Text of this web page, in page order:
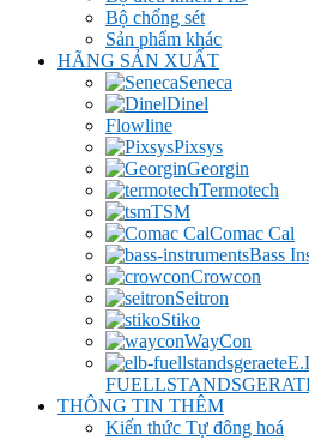
Bộ chống sét
Sản phẩm khác
HÃNG SẢN XUẤT
Seneca
Dinel
Flowline
Pixsys
Georgin
Termotech
TSM
Comac Cal
Bass
Crowcon
Seitron
Stiko
WayCon
THÔNG TIN THÊM
Kiến thức Tự đông hoá